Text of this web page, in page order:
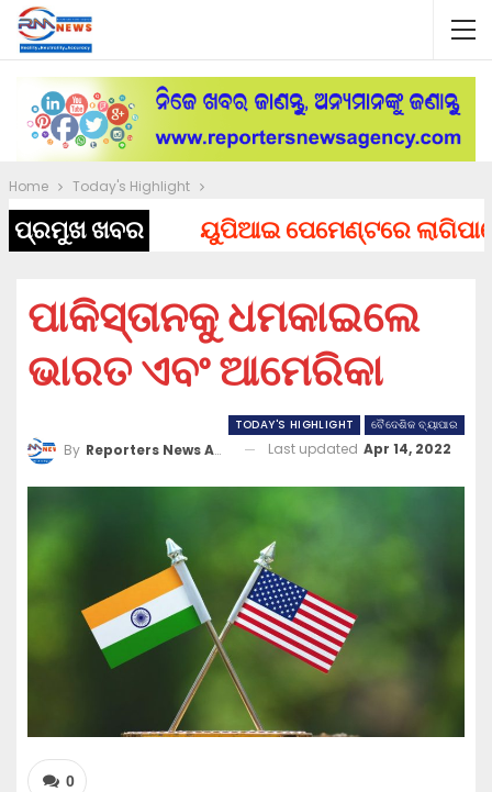
Home Today's Highlight
ପ୍ରମୁଖ ଖବର ୟୁପିଆଇ ପେମେଣ୍ଟରେ ଲାଗିପାରେ
ପାକିସ୍ତାନକୁ ଧମକାଇଲେ
ଭାରତ ଏବଂ ଆମେରିକା
TODAY'S HIGHLIGHT ବୈଦେଶିକ ବ୍ୟାପାର
By Reporters News Agency Last updated Apr 14, 2022
0